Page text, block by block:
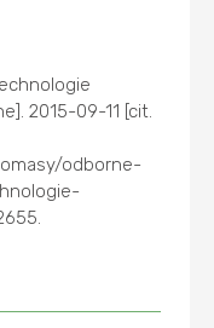
2015-09-11 [cit.
odborne-